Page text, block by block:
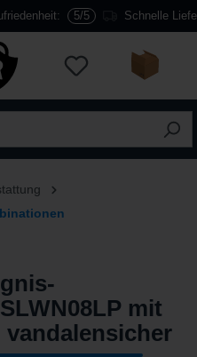
Schnelle
5/5
mit
vandalensicher